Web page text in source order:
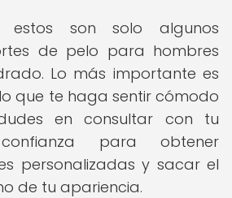
estos son solo algunos
de pelo para hombres
Lo más importante es
que te haga sentir cómodo
en consultar con tu
para obtener
personalizadas y sacar el
de tu apariencia.